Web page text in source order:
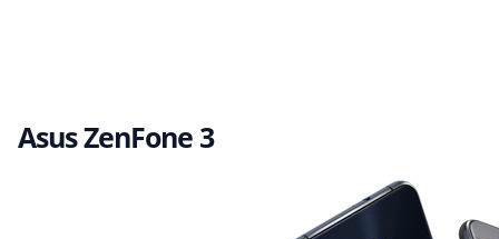
Asus ZenFone 3